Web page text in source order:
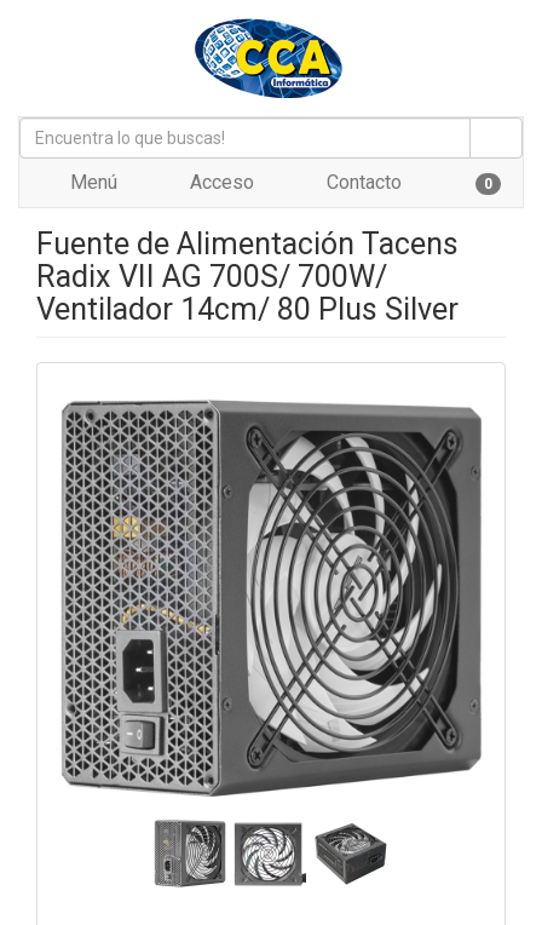
Menú Acceso Contacto 0
Fuente de Alimentación Tacens
Radix VII AG 700S/ 700W/
Ventilador 14cm/ 80 Plus Silver